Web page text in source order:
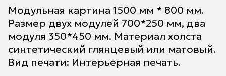
Модульная картина 1500 мм * 800 мм.
Размер двух модулей 700*250 мм, два
модуля 350*450 мм. Материал холста
синтетический глянцевый или матовый.
Вид печати: Интерьерная печать.